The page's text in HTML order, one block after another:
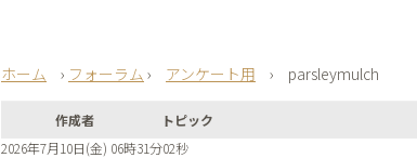
› フォーラム › アンケート用 › parsleymulch
作成者
トピック
2026年7月10日(金) 06時31分02秒